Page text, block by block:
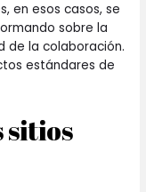
en esos casos, se
sobre la
de la colaboración.
estándares de
sitios